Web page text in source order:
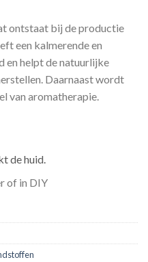
ontstaat bij de productie
een kalmerende en
en helpt de natuurlijke
Daarnaast wordt
van aromatherapie.
de huid.
of in DIY